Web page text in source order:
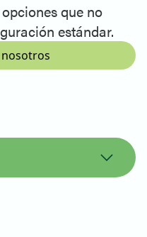
que no
estándar.